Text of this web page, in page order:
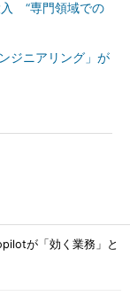
入 “専門領域での
ジニアリング」が
が「効く業務」と